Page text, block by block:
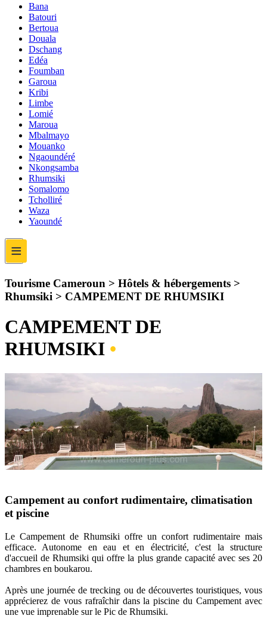
Bana
Batouri
Bertoua
Douala
Dschang
Edéa
Foumban
Garoua
Kribi
Limbe
Lomié
Maroua
Mbalmayo
Mouanko
Ngaoundéré
Nkongsamba
Rhumsiki
Somalomo
Tcholliré
Waza
Yaoundé
≡
Tourisme Cameroun > Hôtels & hébergements >
Rhumsiki > CAMPEMENT DE RHUMSIKI
CAMPEMENT DE
RHUMSIKI •
Campement au confort rudimentaire, climatisation
et piscine
Le Campement de Rhumsiki offre un confort rudimentaire mais
efficace. Autonome en eau et en électricité, c'est la structure
d'accueil de Rhumsiki qui offre la plus grande capacité avec ses 20
chambres en boukarou.
Après une journée de trecking ou de découvertes touristiques, vous
apprécierez de vous rafraîchir dans la piscine du Campement avec
une vue imprenable sur le Pic de Rhumsiki.